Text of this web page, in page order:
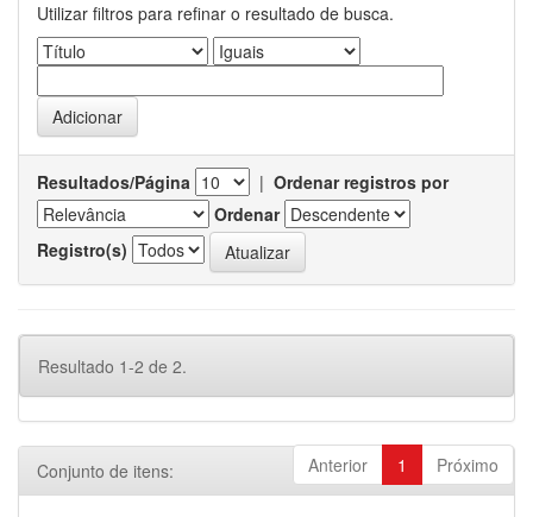
Utilizar filtros para refinar o resultado de busca.
Resultados/Página | Ordenar registros por
Ordenar
Registro(s)
Resultado 1-2 de 2.
Anterior 1 Próximo
Conjunto de itens: